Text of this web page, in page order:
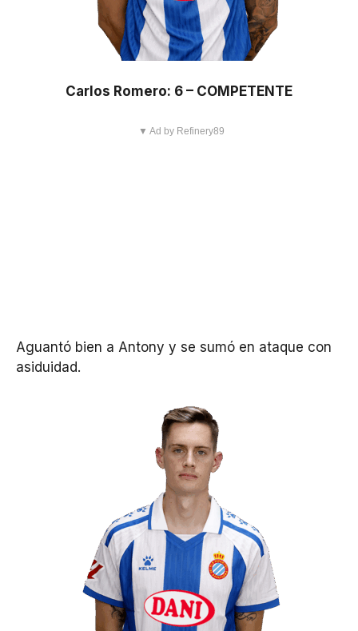
Carlos Romero: 6 – COMPETENTE
▼ Ad by Refinery89
Aguantó bien a Antony y se sumó en ataque con
asiduidad.